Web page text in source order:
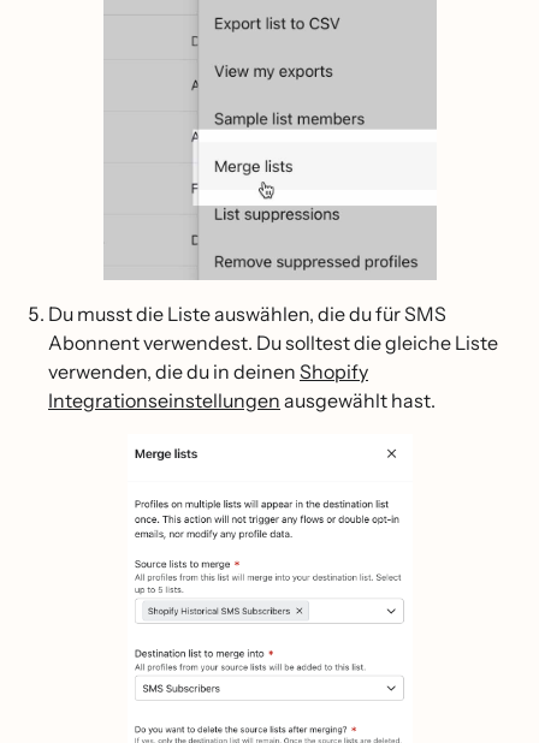
Du musst die Liste auswählen, die du für SMS
Abonnent verwendest. Du solltest die gleiche Liste
verwenden, die du in deinen Shopify
Integrationseinstellungen ausgewählt hast.